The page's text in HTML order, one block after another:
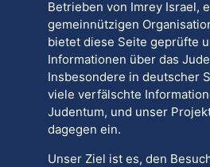
Betrieben von Imrey Israel,
gemeinnützigen
bietet diese Seite geprüfte
Informationen über das
Insbesondere in deutscher
viele verfälschte
Judentum, und unser
dagegen ein.
Unser Ziel ist es, den